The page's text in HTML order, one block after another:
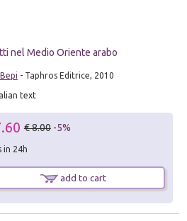
nel Medio Oriente arabo
- Taphros Editrice, 2010
text
€ 8.00 -5%
in 24h
add to cart